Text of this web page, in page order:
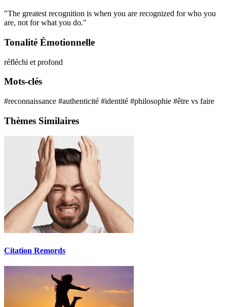
"The greatest recognition is when you are recognized for who you
are, not for what you do."
Tonalité Émotionnelle
réfléchi et profond
Mots-clés
#reconnaissance #authenticité #identité #philosophie #être vs faire
Thèmes Similaires
Citation Remords